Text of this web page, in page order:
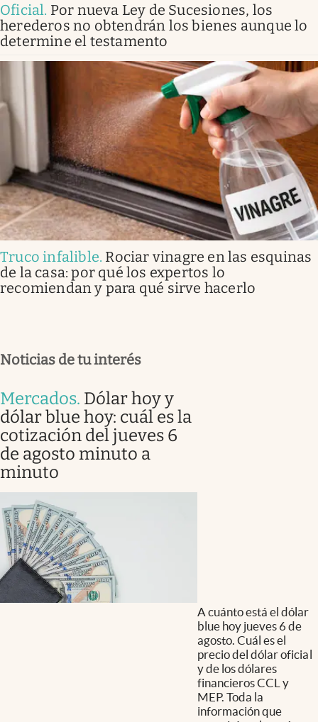
Oficial. Por nueva Ley de Sucesiones, los
herederos no obtendrán los bienes aunque lo
determine el testamento
Truco infalible. Rociar vinagre en las esquinas
de la casa: por qué los expertos lo
recomiendan y para qué sirve hacerlo
Noticias de tu interés
Mercados. Dólar hoy y
dólar blue hoy: cuál es la
cotización del jueves 6
de agosto minuto a
minuto
A cuánto está el dólar
blue hoy jueves 6 de
agosto. Cuál es el
precio del dólar oficial
y de los dólares
financieros CCL y
MEP. Toda la
información que